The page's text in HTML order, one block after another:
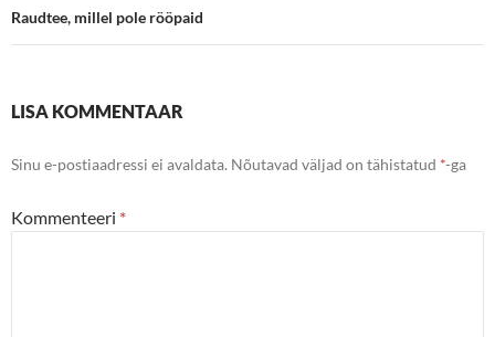
Raudtee, millel pole rööpaid
LISA KOMMENTAAR
Sinu e-postiaadressi ei avaldata. Nõutavad väljad on tähistatud *-ga
Kommenteeri *